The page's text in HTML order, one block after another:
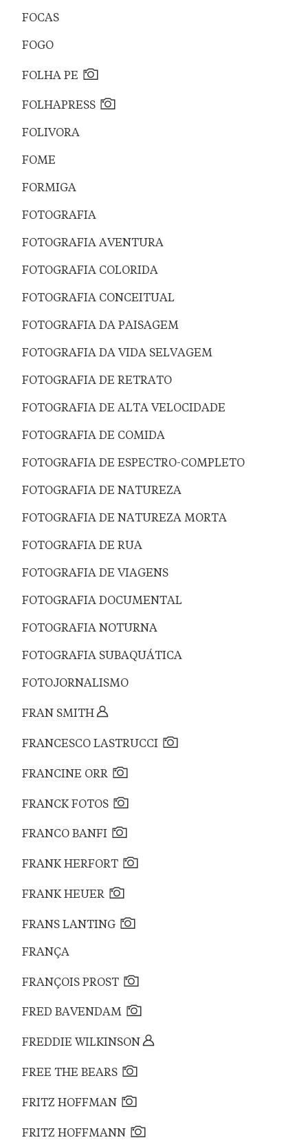
FOCAS
FOGO
FOLHA PE
FOLHAPRESS
FOLIVORA
FOME
FORMIGA
FOTOGRAFIA
FOTOGRAFIA AVENTURA
FOTOGRAFIA COLORIDA
FOTOGRAFIA CONCEITUAL
FOTOGRAFIA DA PAISAGEM
FOTOGRAFIA DA VIDA SELVAGEM
FOTOGRAFIA DE RETRATO
FOTOGRAFIA DE ALTA VELOCIDADE
FOTOGRAFIA DE COMIDA
FOTOGRAFIA DE ESPECTRO-COMPLETO
FOTOGRAFIA DE NATUREZA
FOTOGRAFIA DE NATUREZA MORTA
FOTOGRAFIA DE RUA
FOTOGRAFIA DE VIAGENS
FOTOGRAFIA DOCUMENTAL
FOTOGRAFIA NOTURNA
FOTOGRAFIA SUBAQUÁTICA
FOTOJORNALISMO
FRAN SMITH
FRANCESCO LASTRUCCI
FRANCINE ORR
FRANCK FOTOS
FRANCO BANFI
FRANK HERFORT
FRANK HEUER
FRANS LANTING
FRANÇA
FRANÇOIS PROST
FRED BAVENDAM
FREDDIE WILKINSON
FREE THE BEARS
FRITZ HOFFMAN
FRITZ HOFFMANN